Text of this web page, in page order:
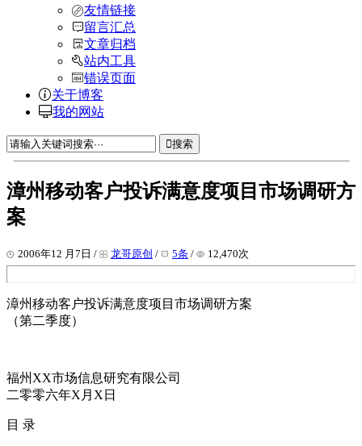
友情链接
留言汇总
文章归档
站内工具
错误页面
关于博客
我的网站
搜索
漳州移动客户投诉满意度项目市场调研方
案
2006年12 月7日 / 龙哥原创 / 5条 / 12,470次
漳州移动客户投诉满意度项目市场调研方案
（第二季度）
福州XX市场信息研究有限公司
二零零六年X月X日
目 录